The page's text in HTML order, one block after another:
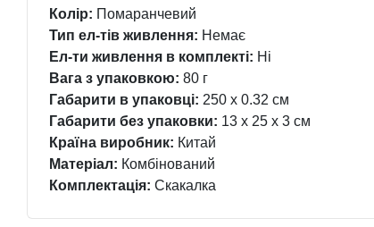
Колір: Помаранчевий
Тип ел-тів живлення: Немає
Ел-ти живлення в комплекті: Ні
Вага з упаковкою: 80 г
Габарити в упаковці: 250 x 0.32 см
Габарити без упаковки: 13 x 25 x 3 см
Країна виробник: Китай
Матеріал: Комбінований
Комплектація: Скакалка